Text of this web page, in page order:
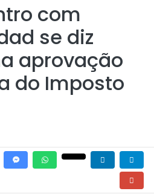
com
se diz
aprovação
do Imposto